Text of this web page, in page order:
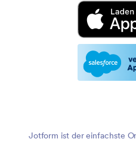
Jotform ist der einfachste